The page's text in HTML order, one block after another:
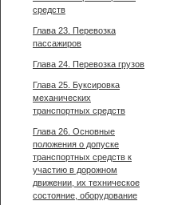
средств
Глава 23. Перевозка
пассажиров
Глава 24. Перевозка грузов
Глава 25. Буксировка
механических
транспортных средств
Глава 26. Основные
положения о допуске
транспортных средств к
участию в дорожном
движении, их техническое
состояние, оборудование